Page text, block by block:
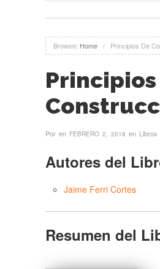
Browse: Home / Principios De
Principios
Por en FEBRERO 2, 2018 en Libros
Autores del
Jaime Ferri Cortes
Resumen del